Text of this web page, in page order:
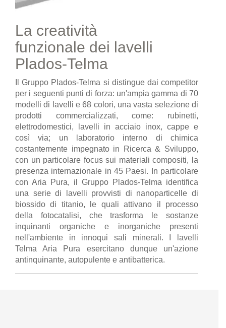
La creatività
funzionale dei lavelli
Plados-Telma
Il Gruppo Plados-Telma si distingue dai competitor
per i seguenti punti di forza: un'ampia gamma di 70
modelli di lavelli e 68 colori, una vasta selezione di
prodotti commercializzati, come: rubinetti,
elettrodomestici, lavelli in acciaio inox, cappe e
così via; un laboratorio interno di chimica
costantemente impegnato in Ricerca & Sviluppo,
con un particolare focus sui materiali compositi, la
presenza internazionale in 45 Paesi. In particolare
con Aria Pura, il Gruppo Plados-Telma identifica
una serie di lavelli provvisti di nanoparticelle di
biossido di titanio, le quali attivano il processo
della fotocatalisi, che trasforma le sostanze
inquinanti organiche e inorganiche presenti
nell'ambiente in innoqui sali minerali. I lavelli
Telma Aria Pura esercitano dunque un'azione
antinquinante, autopulente e antibatterica.